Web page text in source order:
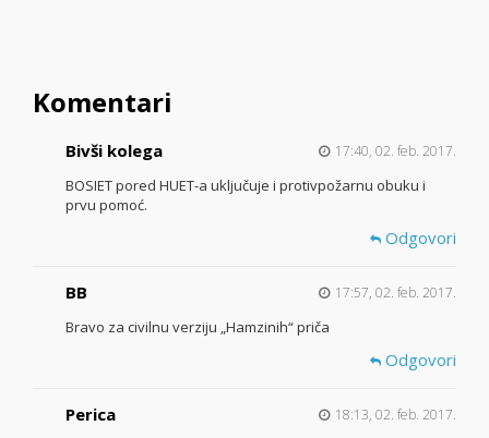
Komentari
Bivši kolega 17:40, 02. feb. 2017.
BOSIET pored HUET-a uključuje i protivpožarnu obuku i
prvu pomoć.
Odgovori
BB 17:57, 02. feb. 2017.
Bravo za civilnu verziju „Hamzinih“ priča
Odgovori
Perica 18:13, 02. feb. 2017.